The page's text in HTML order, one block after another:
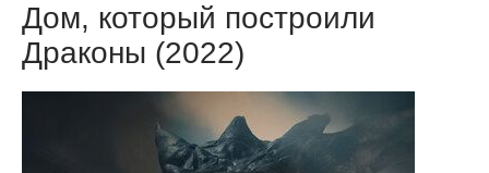
Дом, который построили
Драконы (2022)